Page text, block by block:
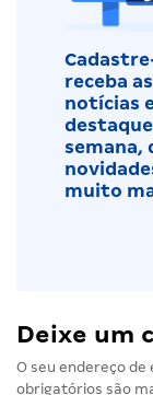
receba as
notícias
semana,
muito
Deixe um
O seu endereço
obrigatórios são